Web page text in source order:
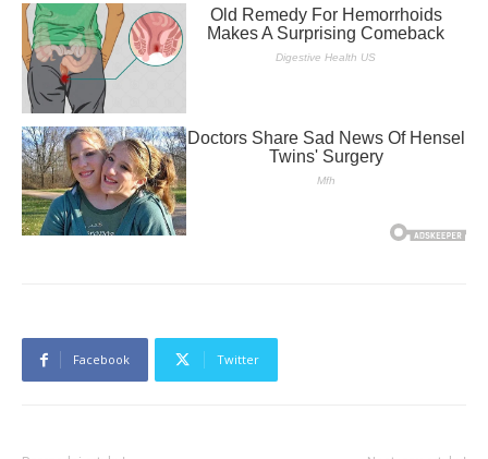
Facebook Twitter